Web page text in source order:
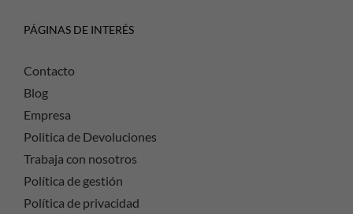
PÁGINAS DE INTERÉS
Contacto
Blog
Empresa
Politica de Devoluciones
Trabaja con nosotros
Política de gestión
Política de privacidad